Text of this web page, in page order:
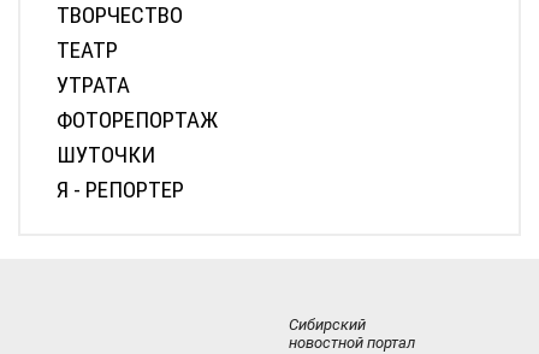
ТВОРЧЕСТВО
ТЕАТР
УТРАТА
ФОТОРЕПОРТАЖ
ШУТОЧКИ
Я - РЕПОРТЕР
Сибирский
новостной портал